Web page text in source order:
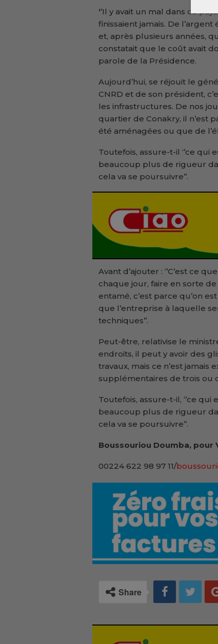
‘’Il y avait un mal dans ce
finissaient jamais. De
et, après plusieurs années,
constatait que le coût avait
parole de la Présidence.
Aujourd’hui, se réjouit le
CNRD et de son président,
les infrastructures. De nos
quartier de Conakry, il n’est
été aménagées ou que de
Toutefois, assure-t-il ‘’ce qui
beaucoup plus de rigueur
cela va se poursuivre’’.
Avant d’ajouter : ‘’C’est ce
chaque jour, faire en sorte
entamé, c’est parce qu’on
que l’entreprise à laquelle
techniques’’.
Peut-être, relativise le
endroits, il peut y avoir des
travaux, mais ce n’est jamais
supplémentaires de trois ou
Toutefois, assure-t-il, ‘’ce qui
beaucoup plus de rigueur
cela va se poursuivre’’.
Boussouriou Doumba, pour
00224 622 98 97 11/
Share